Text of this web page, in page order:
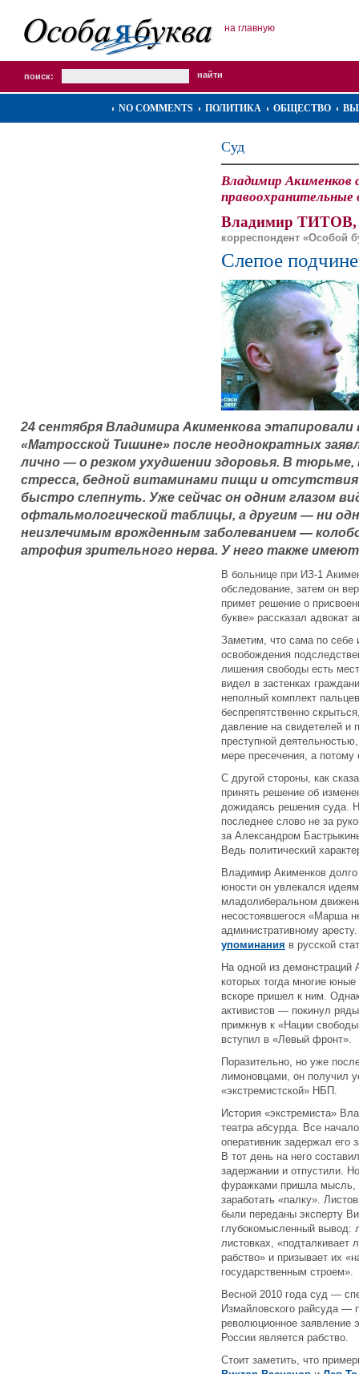
на главную
поиск:
NO COMMENTS ПОЛИТИКА ОБЩЕСТВО
Суд
Владимир Акименков
правоохранительные
Владимир ТИТОВ,
корреспондент «Особой
Слепое
24 сентября Владимира Акименкова
«Матросской Тишине» после неоднократных
лично — о резком ухудшении здоровья. В тюрьме,
стресса, бедной витаминами пищи и
быстро слепнуть. Уже сейчас он одним глазом
офтальмологической таблицы, а другим — ни
неизлечимым врожденным заболеванием —
атрофия зрительного нерва. У него также
В больнице при ИЗ-1
обследование, затем он
примет решение о
букве» рассказал адвокат
Заметим, что сама по себе
освобождения
лишения свободы есть
видел в застенках
неполный комплект
беспрепятственно
давление на свидетелей и
преступной
мере пресечения, а
С другой стороны, как
принять решение об
дожидаясь решения суда.
последнее слово не за
за Александром
Ведь политический
Владимир Акименков
юности он увлекался
младолиберальном
несостоявшегося «Марша
административному
упоминания в русской
На одной из демонстраций
которых тогда многие
вскоре пришел к ним.
активистов — покинул
примкнув к «Нации
вступил в «Левый фронт».
Поразительно, но уже
лимоновцами, он получил
«экстремистской» НБП.
История «экстремиста»
театра абсурда. Все
оперативник задержал его
В тот день на него
задержании и отпустили.
фуражками пришла мысль,
заработать «палку».
были переданы эксперту
глубокомысленный вывод:
листовках,
рабство» и призывает их
государственным строем».
Весной 2010 года суд —
Измайловского райсуда —
революционное заявление
России является рабство.
Стоит заметить, что